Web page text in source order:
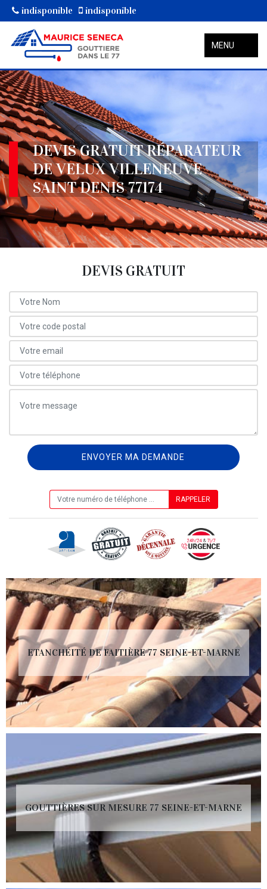
indisponible indisponible
MENU
DEVIS GRATUIT RÉPARATEUR
DE VELUX VILLENEUVE
SAINT DENIS 77174
DEVIS GRATUIT
ETANCHÉITÉ DE FAITIÈRE 77 SEINE-ET-MARNE
GOUTTIÈRES SUR MESURE 77 SEINE-ET-MARNE